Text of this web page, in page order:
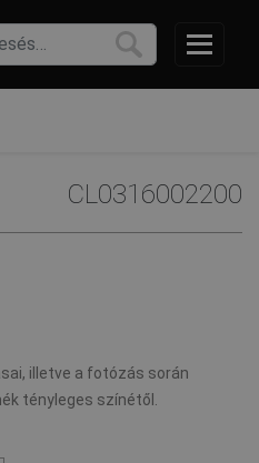
CL0316002200
illetve a fotózás során
tényleges színétől.